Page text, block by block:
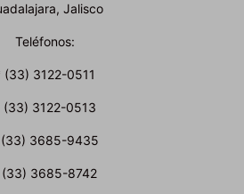
Jalisco
Teléfonos:
(33) 3122-0511
(33) 3122-0513
3685-9435
3685-8742